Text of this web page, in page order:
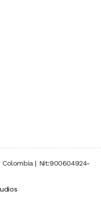
| Nit:900604924-